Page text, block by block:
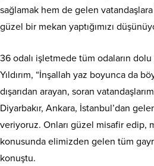
sağlamak hem de gelen
güzel bir mekan yaptığımızı
36 odalı işletmede tüm odaların
Yıldırım, “İnşallah yaz boyunca da
dışarıdan arayan, soran
Diyarbakır, Ankara, İstanbul’dan
veriyoruz. Onları güzel misafir edip,
konusunda elimizden gelen tüm
konuştu.